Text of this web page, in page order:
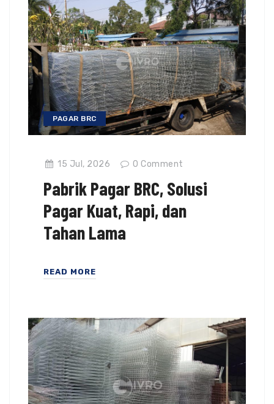
PAGAR BRC
15 Jul, 2026 0 Comment
Pabrik Pagar BRC, Solusi
Pagar Kuat, Rapi, dan
Tahan Lama
READ MORE